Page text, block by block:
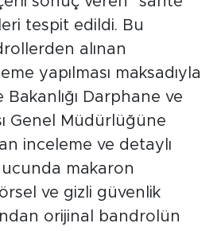
tespit edildi. Bu
alınan
yapılması maksadıyla
Bakanlığı Darphane ve
Genel Müdürlüğüne
inceleme ve detaylı
makaron
ve gizli güvenlik
orijinal bandrolün